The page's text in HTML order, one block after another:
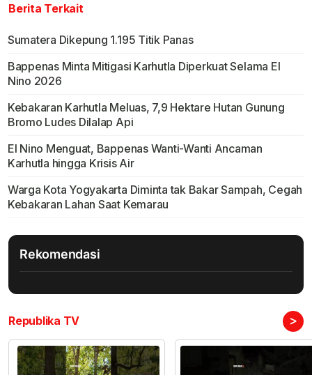
Berita Terkait
Sumatera Dikepung 1.195 Titik Panas
Bappenas Minta Mitigasi Karhutla Diperkuat Selama El
Nino 2026
Kebakaran Karhutla Meluas, 7,9 Hektare Hutan Gunung
Bromo Ludes Dilalap Api
El Nino Menguat, Bappenas Wanti-Wanti Ancaman
Karhutla hingga Krisis Air
Warga Kota Yogyakarta Diminta tak Bakar Sampah, Cegah
Kebakaran Lahan Saat Kemarau
Rekomendasi
Republika TV >